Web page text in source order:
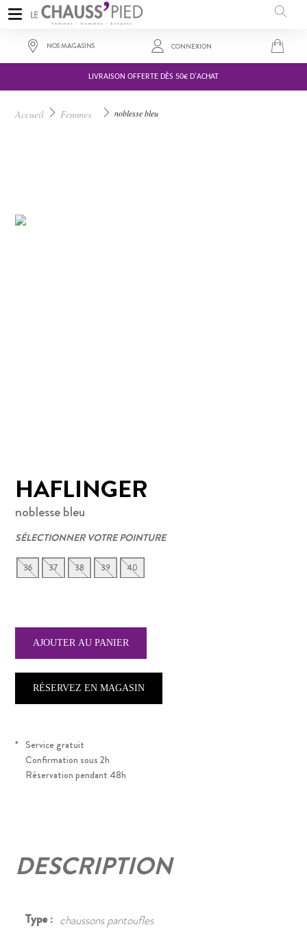
LIVRAISON OFFERTE DÈS 50€ D'ACHAT
NOS MAGASINS CONNEXION
Accueil Femmes noblesse bleu
HAFLINGER
noblesse bleu
SÉLECTIONNER VOTRE POINTURE
36 37 38 39 40
RÉSERVEZ EN MAGASIN
* Service gratuit
Confirmation sous 2h
Réservation pendant 48h
63,00 €
DESCRIPTION
Type : chaussons pantoufles